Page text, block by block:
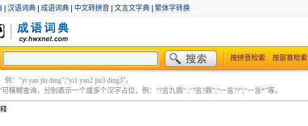
| 汉语词典| 成语词典| 中文转拼音| 文言文字典| 繁体字转换
按拼音检索 按部首检索
：“yi yan jiu ding”;“yi1 yan2 jiu3 ding3”。
模糊查询，分别表示一个或多个汉字占位，例：“?言九鼎” ;“?言?鼎”;“一言??”;“一言*”等。